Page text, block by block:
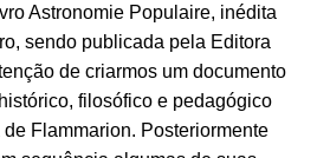
Astronomie Populaire, inédita
sendo publicada pela Editora
de criarmos um documento
filosófico e pedagógico
Flammarion. Posteriormente